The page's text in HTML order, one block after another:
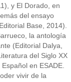
y El Dorado, en
del ensayo
Base, 2014).
la antología
(Editorial Dalya,
del Siglo XX
en ESADE.
vivir de la